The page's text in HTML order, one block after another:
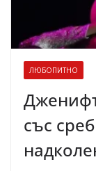
ЛЮБОПИТНО
със